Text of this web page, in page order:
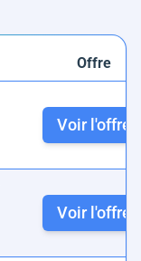
Offre
Voir l'offre
Voir l'offre